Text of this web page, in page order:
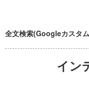
全文検索(Googleカスタ
イン